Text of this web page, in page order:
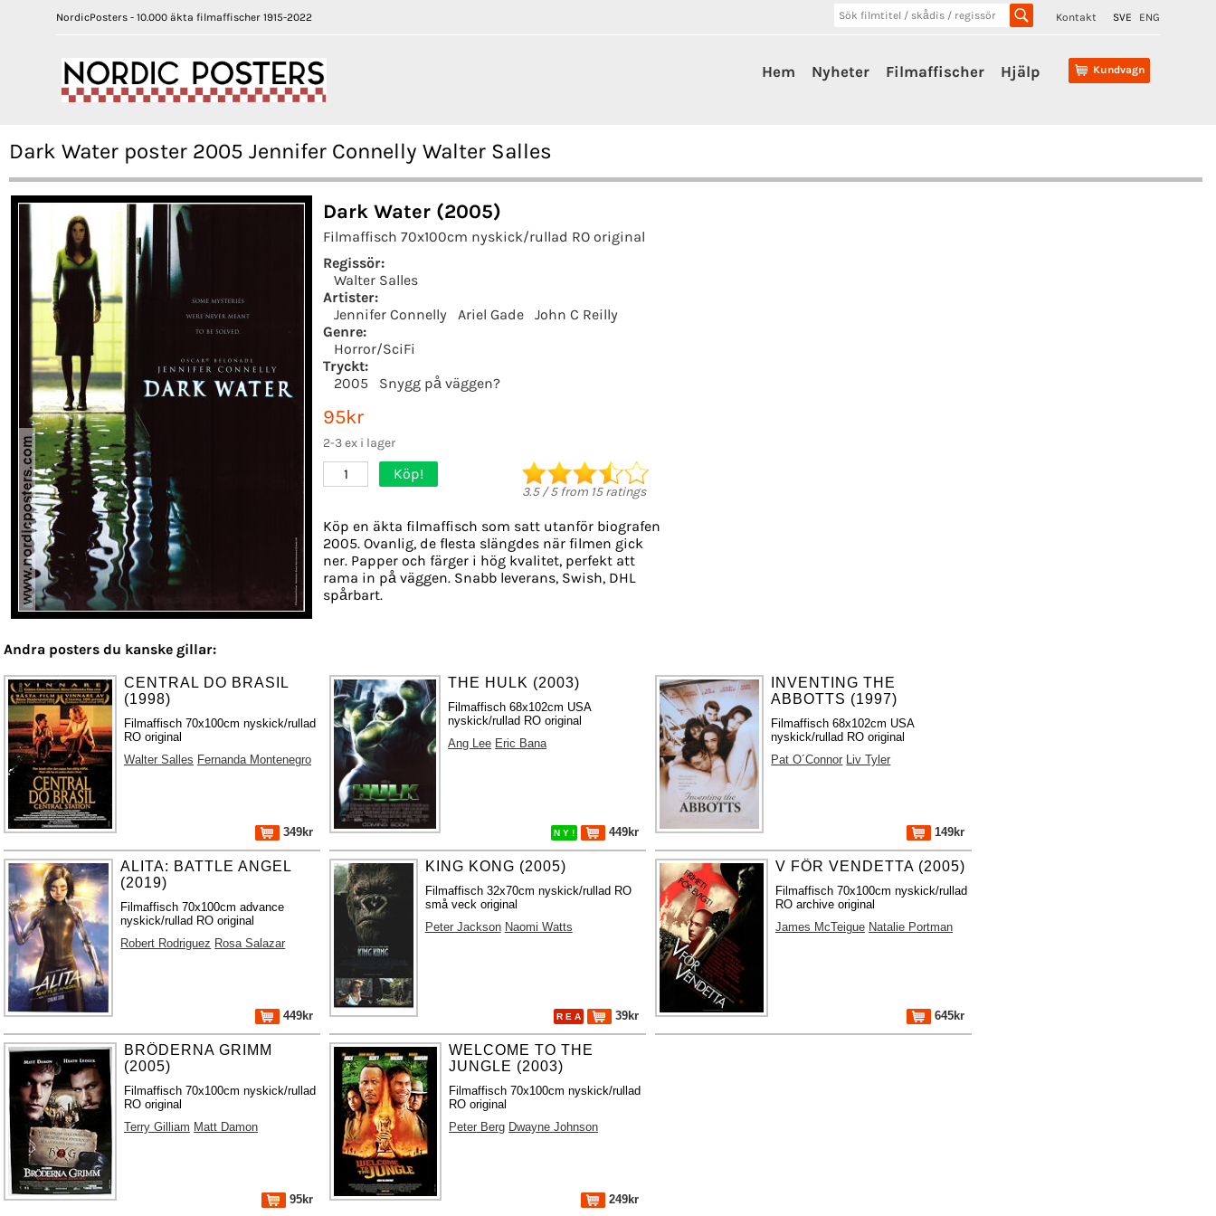
NordicPosters - 10.000 äkta filmaffischer 1915-2022 Kontakt SVE ENG
Kundvagn
Hem Nyheter Filmaffischer Hjälp
Dark Water poster 2005 Jennifer Connelly Walter Salles
Dark Water (2005)
Filmaffisch 70x100cm nyskick/rullad RO original
Regissör:
Walter Salles
Artister:
Jennifer Connelly
Ariel Gade
John C Reilly
Genre:
Horror/SciFi
Tryckt:
2005
Snygg på väggen?
95kr
2-3 ex i lager
1 Köp!
3.5/5from 15ratings
Köp en äkta filmaffisch som satt utanför biografen
2005. Ovanlig, de flesta slängdes när filmen gick
ner. Papper och färger i hög kvalitet, perfekt att
rama in på väggen. Snabb leverans, Swish, DHL
spårbart.
Andra posters du kanske gillar:
CENTRAL DO BRASIL
(1998)
Filmaffisch 70x100cm nyskick/rullad
RO original
Walter Salles Fernanda Montenegro
349kr
THE HULK (2003)
Filmaffisch 68x102cm USA
nyskick/rullad RO original
Ang Lee Eric Bana
N Y ! 449kr
INVENTING THE
ABBOTTS (1997)
Filmaffisch 68x102cm USA
nyskick/rullad RO original
Pat O´Connor Liv Tyler
149kr
ALITA: BATTLE ANGEL
(2019)
Filmaffisch 70x100cm advance
nyskick/rullad RO original
Robert Rodriguez Rosa Salazar
449kr
KING KONG (2005)
Filmaffisch 32x70cm nyskick/rullad RO
små veck original
Peter Jackson Naomi Watts
R E A 39kr
V FÖR VENDETTA (2005)
Filmaffisch 70x100cm nyskick/rullad
RO archive original
James McTeigue Natalie Portman
645kr
BRÖDERNA GRIMM
(2005)
Filmaffisch 70x100cm nyskick/rullad
RO original
Terry Gilliam Matt Damon
95kr
WELCOME TO THE
JUNGLE (2003)
Filmaffisch 70x100cm nyskick/rullad
RO original
Peter Berg Dwayne Johnson
249kr